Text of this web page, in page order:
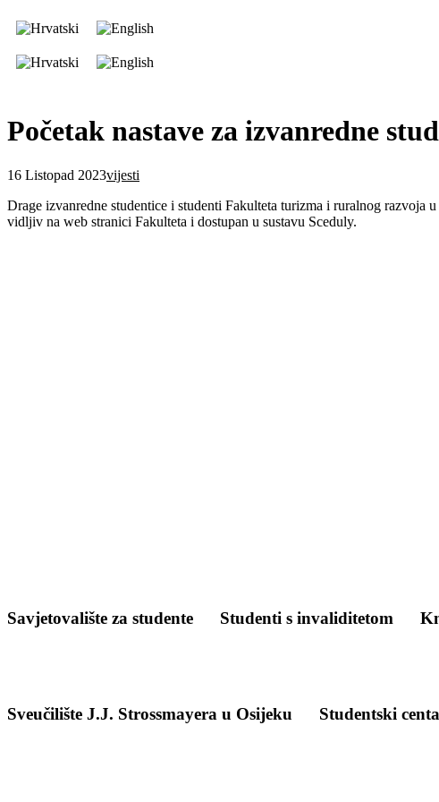
Početak nastave za izvanredne
16 Listopad 2023vijesti
Drage izvanredne studentice i studenti Fakulteta turizma i ruralnog razvoja
vidljiv na web stranici Fakulteta i dostupan u sustavu Sceduly.
Savjetovalište za studente Studenti s invaliditetom
Sveučilište J.J. Strossmayera u Osijeku Studentski